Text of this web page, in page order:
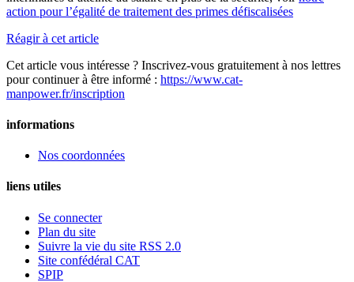
action pour l’égalité de traitement des primes défiscalisées
Réagir à cet article
Cet article vous intéresse ? Inscrivez-vous gratuitement à nos lettres
pour continuer à être informé : https://www.cat-
manpower.fr/inscription
informations
Nos coordonnées
liens utiles
Se connecter
Plan du site
Suivre la vie du site RSS 2.0
Site confédéral CAT
SPIP